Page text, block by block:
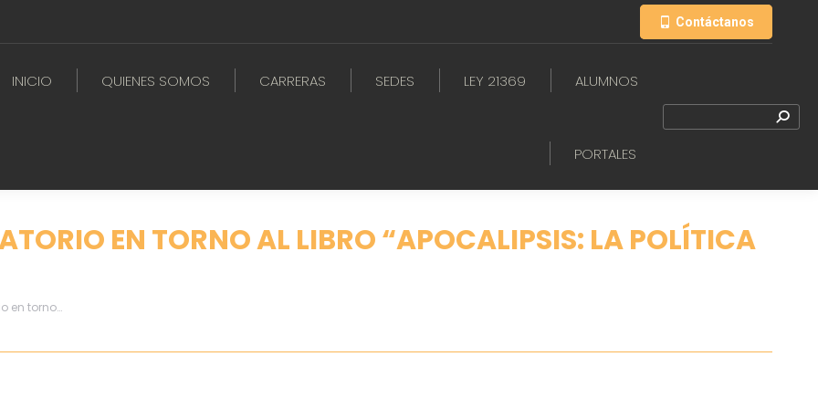
Contáctanos
INICIO QUIENES SOMOS CARRERAS SEDES LEY 21369 ALUMNOS
PORTALES
EN TORNO AL LIBRO “APOCALIPSIS: LA POLÍTICA
en torno…